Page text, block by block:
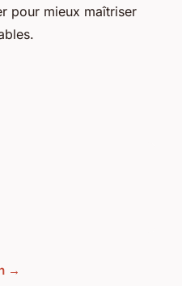
pour mieux maîtriser
→